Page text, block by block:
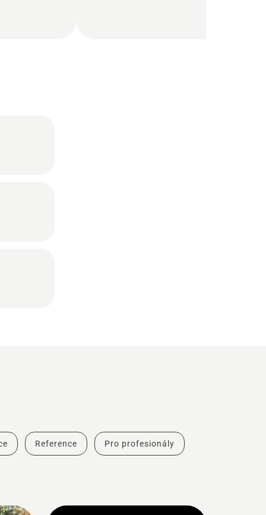
Reference Pro profesionály